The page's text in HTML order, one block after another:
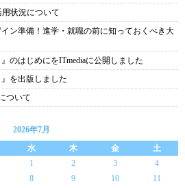
状況について
ン準備！進学・就職の前に知っておくべき大
のはじめにをITmediaに公開しました
を出版しました
ついて
2026年7月
水 木 金
土
1
2 3
4
8 9 10
11